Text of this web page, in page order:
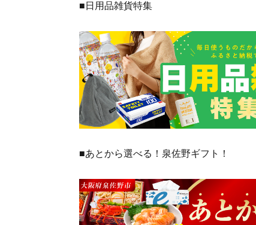
■日用品雑貨特集
■あとから選べる！泉佐野ギフト！